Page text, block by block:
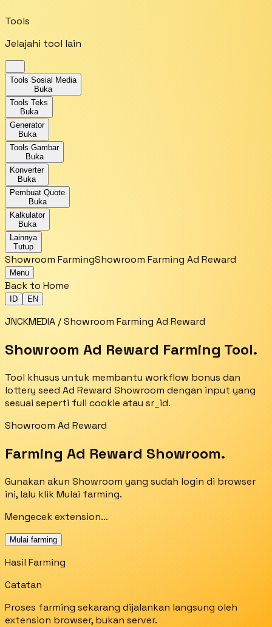
Tools
Jelajahi tool lain
Tools Sosial Media
Buka
Tools Teks
Buka
Generator
Buka
Tools Gambar
Buka
Konverter
Buka
Pembuat Quote
Buka
Kalkulator
Buka
Lainnya
Tutup
Showroom FarmingShowroom Farming Ad Reward
Menu
Back to Home
ID EN
JNCKMEDIA / Showroom Farming Ad Reward
Showroom Ad Reward Farming Tool.
Tool khusus untuk membantu workflow bonus dan
lottery seed Ad Reward Showroom dengan input yang
sesuai seperti full cookie atau sr_id.
Showroom Ad Reward
Farming Ad Reward Showroom.
Gunakan akun Showroom yang sudah login di browser
ini, lalu klik Mulai farming.
Mengecek extension...
Mulai farming
Hasil Farming
Catatan
Proses farming sekarang dijalankan langsung oleh
extension browser, bukan server.